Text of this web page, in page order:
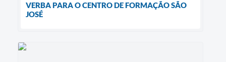
VERBA PARA O CENTRO DE FORMAÇÃO SÃO
JOSÉ